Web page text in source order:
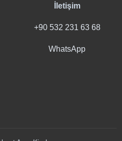
İletişim
+90 532 231 63 68
WhatsApp